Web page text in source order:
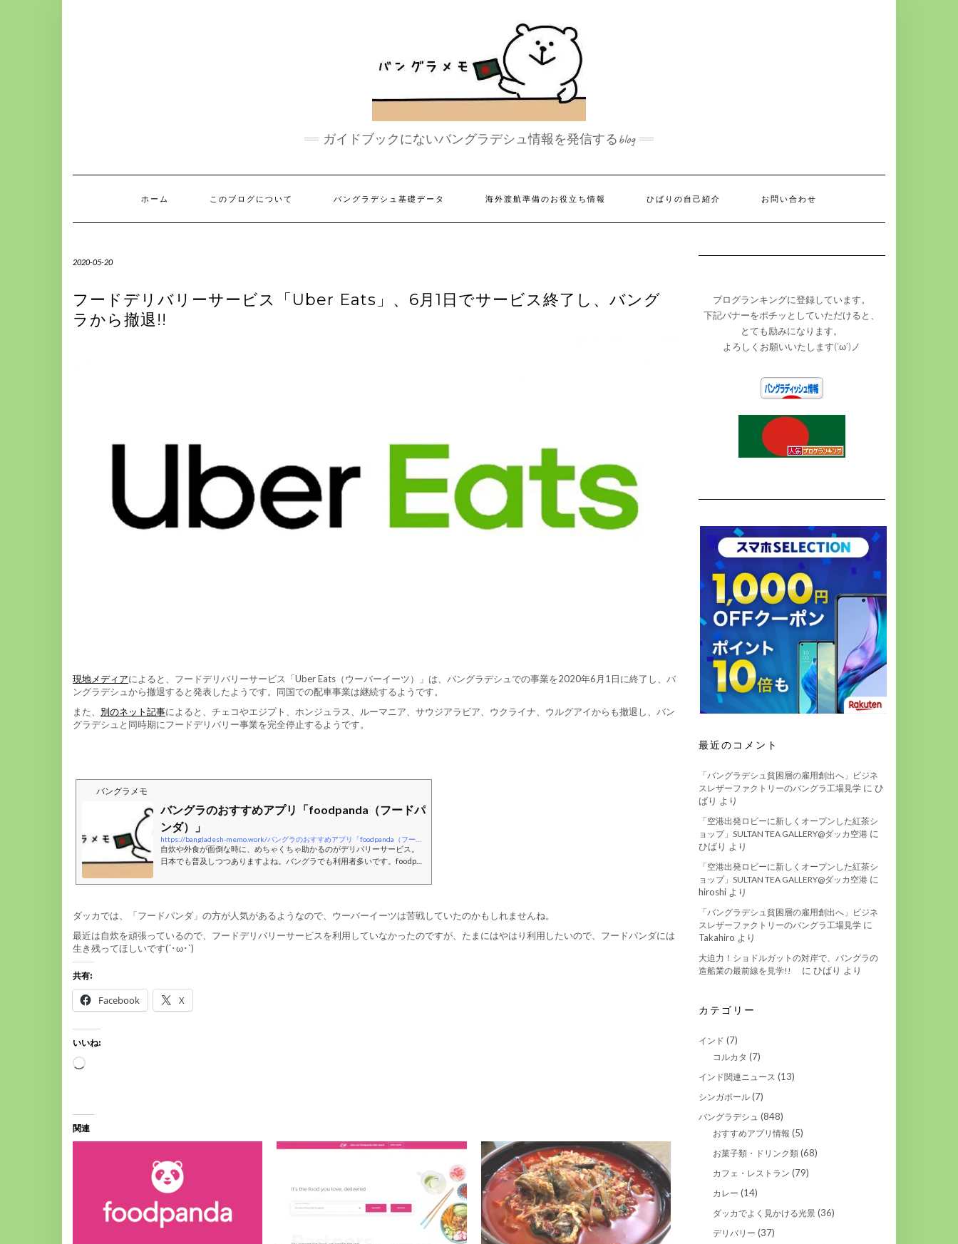
ガイドブックにないバングラデシュ情報を発信するblog
ホーム このブログについて バングラデシュ基礎データ 海外渡航準備のお役立ち情報 ひばりの自己紹介 お問い合わせ
2020-05-20
フードデリバリーサービス「Uber Eats」、6月1日でサービス終了し、バング
ラから撤退!!
現地メディアによると、フードデリバリーサービス「Uber Eats（ウーバーイーツ）」は、バングラデシュでの事業を2020年6月1日に終了し、バ
ングラデシュから撤退すると発表したようです。同国での配車事業は継続するようです。
また、 別のネット記事によると、チェコやエジプト、ホンジュラス、ルーマニア、サウジアラビア、ウクライナ、ウルグアイからも撤退し、バン
グラデシュと同時期にフードデリバリー事業を完全停止するようです。
バングラメモ
バングラのおすすめアプリ「foodpanda（フードパ
ンダ）」
自炊や外食が面倒な時に、めちゃくちゃ助かるのがデリバリーサービス。
日本でも普及しつつありますよね。バングラでも利用者多いです。foodpan
ー、スイーツなど、なんでも購入できます！！新型コロナウイルスで外出
とっても助かります。携帯のアプリからも注文できますし、PCからも注文
できます。クレジットカード決済もできるので便利です。現金払いの場合
は、配達員がおつりを持っていないので...
ダッカでは、「フードパンダ」の方が人気があるようなので、ウーバーイーツは苦戦していたのかもしれませんね。
最近は自炊を頑張っているので、フードデリバリーサービスを利用していなかったのですが、たまにはやはり利用したいので、フードパンダには
生き残ってほしいです(´･ω･`)
共有:
Facebook X
いいね:
読
中…
関連
ブログランキングに登録しています。
下記バナーをポチッとしていただけると、
とても励みになります。
よろしくお願いいたします(‘ω’)ノ
最近のコメント
「バングラデシュ貧困層の雇用創出へ」ビジネ
スレザーファクトリーのバングラ工場見学に ひ
ばり より
「空港出発ロビーに新しくオープンした紅茶シ
ョップ」SULTAN TEA GALLERY@ダッカ空港に
ひばり より
「空港出発ロビーに新しくオープンした紅茶シ
ョップ」SULTAN TEA GALLERY@ダッカ空港に
hiroshiより
「バングラデシュ貧困層の雇用創出へ」ビジネ
スレザーファクトリーのバングラ工場見学に
Takahiro より
大迫力！ショドルガットの対岸で、バングラの
造船業の最前線を見学!!
に ひばり より
カテゴリー
インド (7)
コルカタ (7)
インド関連ニュース (13)
シンガポール(7)
バングラデシュ (848)
おすすめアプリ情報 (5)
お菓子類・ドリンク類(68)
カフェ・レストラン (79)
カレー (14)
ダッカでよく見かける光景(36)
デリバリー (37)